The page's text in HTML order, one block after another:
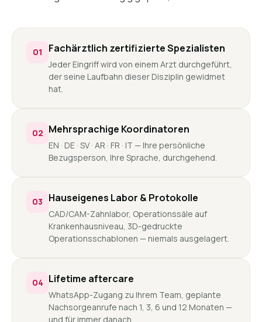
01 Fachärztlich zertifizierte Spezialisten
Jeder Eingriff wird von einem Arzt durchgeführt,
der seine Laufbahn dieser Disziplin gewidmet
hat.
02 Mehrsprachige Koordinatoren
EN · DE · SV · AR · FR · IT — Ihre persönliche
Bezugsperson, Ihre Sprache, durchgehend.
03 Hauseigenes Labor & Protokolle
CAD/CAM-Zahnlabor, Operationssäle auf
Krankenhausniveau, 3D-gedruckte
Operationsschablonen — niemals ausgelagert.
04 Lifetime aftercare
WhatsApp-Zugang zu Ihrem Team, geplante
Nachsorgeanrufe nach 1, 3, 6 und 12 Monaten —
und für immer danach.